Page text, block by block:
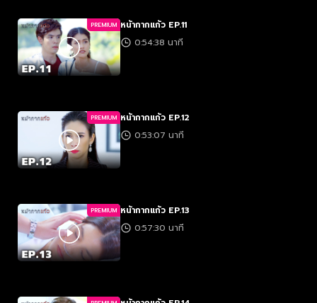
PREMIUM หน้ากากแก้ว EP.11
0:54:38 นาที
PREMIUM หน้ากากแก้ว EP.12
0:53:07 นาที
PREMIUM หน้ากากแก้ว EP.13
0:57:30 นาที